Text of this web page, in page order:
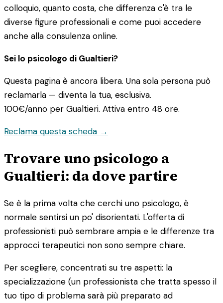
colloquio, quanto costa, che differenza c'è tra le
diverse figure professionali e come puoi accedere
anche alla consulenza online.
Sei lo psicologo di Gualtieri?
Questa pagina è ancora libera. Una sola persona può
reclamarla — diventa la tua, esclusiva.
100€/anno per Gualtieri. Attiva entro 48 ore.
Reclama questa scheda →
Trovare uno psicologo a
Gualtieri: da dove partire
Se è la prima volta che cerchi uno psicologo, è
normale sentirsi un po' disorientati. L'offerta di
professionisti può sembrare ampia e le differenze tra
approcci terapeutici non sono sempre chiare.
Per scegliere, concentrati su tre aspetti: la
specializzazione (un professionista che tratta spesso il
tuo tipo di problema sarà più preparato ad